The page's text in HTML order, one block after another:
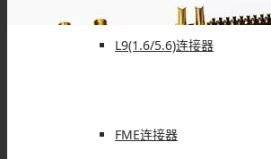
L9(1.6/5.6)连接器
FME连接器